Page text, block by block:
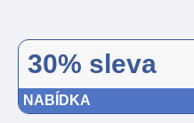
30% sleva
NABÍDKA